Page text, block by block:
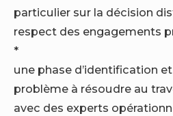
particulier sur la décision
respect des engagements
*
une phase d’identification
problème à résoudre au
avec des experts